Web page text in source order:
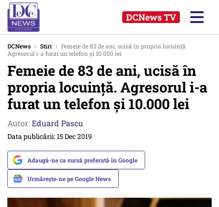
DCNews TV
DCNews › Stiri › Femeie de 83 de ani, ucisă în propria locuinţă.
Agresorul i-a furat un telefon şi 10.000 lei
Femeie de 83 de ani, ucisă în
propria locuinţă. Agresorul i-a
furat un telefon şi 10.000 lei
Autor:Eduard Pascu
Data publicării: 15 Dec 2019
Adaugă-ne ca sursă preferată în Google
Urmărește-ne pe Google News